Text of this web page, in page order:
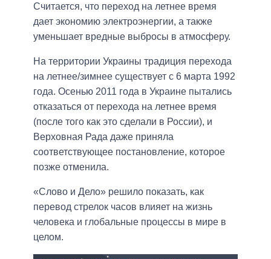
Считается, что переход на летнее время
дает экономию электроэнергии, а также
уменьшает вредные выбросы в атмосферу.
На территории Украины традиция перехода
на летнее/зимнее существует с 6 марта 1992
года. Осенью 2011 года в Украине пытались
отказаться от перехода на летнее время
(после того как это сделали в России), и
Верховная Рада даже приняла
соответствующее постановление, которое
позже отменила.
«Слово и Дело» решило показать, как
перевод стрелок часов влияет на жизнь
человека и глобальные процессы в мире в
целом.